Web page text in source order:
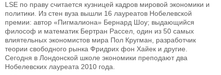
LSE по праву считается кузницей кадров мировой экономики и
политики. Из стен вуза вышли 16 лауреатов Нобелевской
премии: автор «Пигмалиона» Бернард Шоу; выдающийся
философ и математик Бертран Рассел, один из 50 самых
влиятельных экономистов мира Пол Кругман, разработчик
теории свободного рынка Фридрих фон Хайек и другие.
Сегодня в Лондонской школе экономики преподают два
Нобелевских лауреата 2010 года.